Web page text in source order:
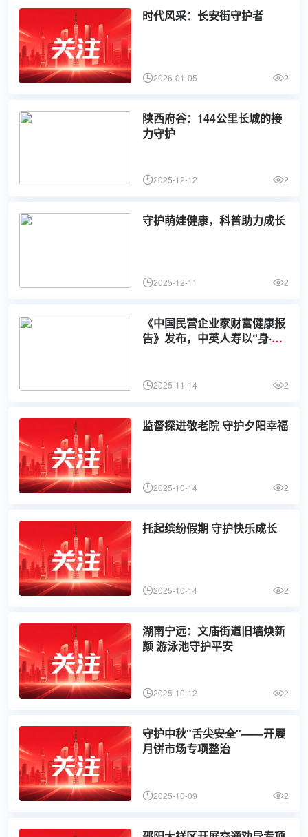
时代风采：长安街守护者
2026-01-05 2
陕西府谷：144公里长城的接
力守护
2025-12-12 2
守护萌娃健康，科普助力成长
2025-12-11 2
《中国民营企业家财富健康报
告》发布，中英人寿以“身·心·
2025-11-14 2
监督探进敬老院 守护夕阳幸福
2025-10-14 2
托起缤纷假期 守护快乐成长
2025-10-14 2
湖南宁远：文庙街道旧墙焕新
颜 游泳池守护平安
2025-10-12 2
守护中秋"舌尖安全"——开展
月饼市场专项整治
2025-10-09 2